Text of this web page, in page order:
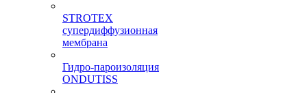
STROTEX
супердиффузионная
мембрана
Гидро-пароизоляция
ONDUTISS